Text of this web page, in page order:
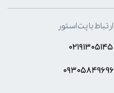
ارتباط با پت استور
۰۲۱۹۱۳۰۵۱۴۵
۰۹۳۰۵8۴9696